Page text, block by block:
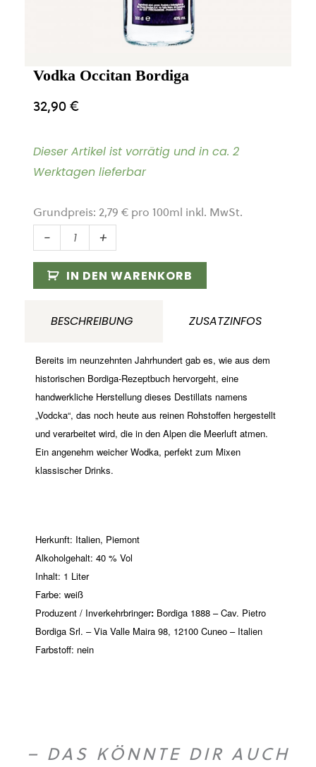
Vodka Occitan Bordiga
32,90€
Dieser Artikel ist vorrätig und in ca. 2
Werktagen lieferbar
Grundpreis: 2,79 € pro 100ml inkl. MwSt.
-
Vodka
Occitan
Bordiga
+
IN DEN WARENKORB
BESCHREIBUNG ZUSATZINFOS
Bereits im neunzehnten Jahrhundert gab es, wie aus dem
historischen Bordiga-Rezeptbuch hervorgeht, eine
handwerkliche Herstellung dieses Destillats namens
„Vodcka“, das noch heute aus reinen Rohstoffen hergestellt
und verarbeitet wird, die in den Alpen die Meerluft atmen.
Ein angenehm weicher Wodka, perfekt zum Mixen
klassischer Drinks.
Herkunft: Italien, Piemont
Alkoholgehalt: 40 % Vol
Inhalt: 1 Liter
Farbe: weiß
Produzent / Inverkehrbringer: Bordiga 1888 – Cav. Pietro
Bordiga Srl. – Via Valle Maira 98, 12100 Cuneo – Italien
Farbstoff: nein
– DAS KÖNNTE DIR AUCH